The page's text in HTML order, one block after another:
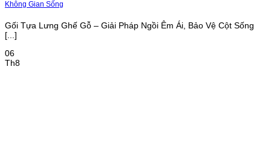
Không Gian Sống
Gối Tựa Lưng Ghế Gỗ – Giải Pháp Ngồi Êm Ái, Bảo Vệ Cột Sống
[...]
06
Th8